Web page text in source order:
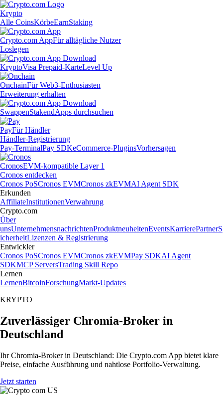
Krypto
Alle CoinsKörbeEarnStaking
Crypto.com AppFür alltägliche Nutzer
Loslegen
KryptoVisa Prepaid-KarteLevel Up
OnchainFür Web3-Enthusiasten
Erweiterung erhalten
SwappenStakendApps durchsuchen
PayFür Händler
Händler-Registrierung
Pay-TerminalPay SDKeCommerce-PluginsVorhersagen
CronosEVM-kompatible Layer 1
Cronos entdecken
Cronos PoSCronos EVMCronos zkEVMAI Agent SDK
Erkunden
AffiliateInstitutionenVerwahrung
Crypto.com
Über
unsUnternehmensnachrichtenProduktneuheitenEventsKarrierePartnerS
icherheitLizenzen & Registrierung
Entwickler
Cronos PoSCronos EVMCronos zkEVMPay SDKAI Agent
SDKMCP ServersTrading Skill Repo
Lernen
LernenBitcoinForschungMarkt-Updates
KRYPTO
Zuverlässiger Chromia-Broker in
Deutschland
Ihr Chromia-Broker in Deutschland: Die Crypto.com App bietet klare
Preise, einfache Ausführung und nahtlose Portfolio-Verwaltung.
Jetzt starten